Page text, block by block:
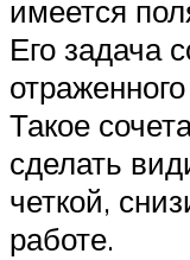
имеется
Его задача
Такое
сделать
четкой,
работе.